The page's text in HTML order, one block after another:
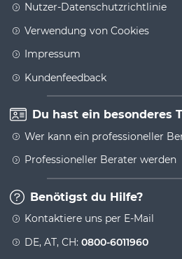
Nutzer-Datenschutzrichtlinie
Verwendung von Cookies
Impressum
Kundenfeedback
Du hast ein besonderes
Wer kann ein professioneller
Professioneller Berater werden
Benötigst du Hilfe?
Kontaktiere uns per E-Mail
DE, AT, CH: 0800-6011960